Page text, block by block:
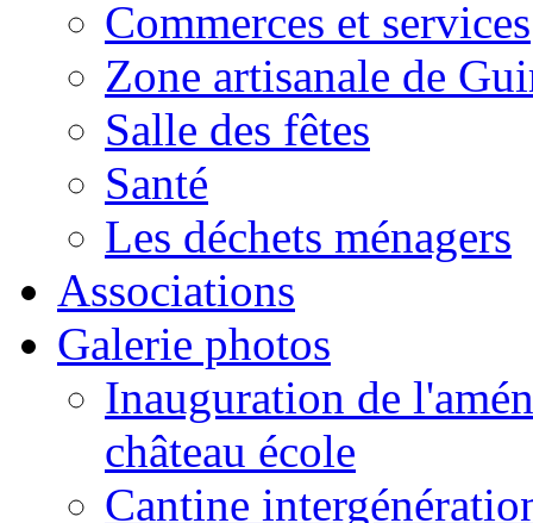
Commerces et services
Zone artisanale de
Salle des fêtes
Santé
Les déchets ménagers
Associations
Galerie photos
Inauguration de
château école
Cantine